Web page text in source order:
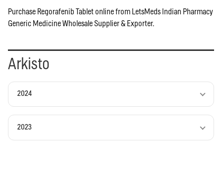
Purchase Regorafenib Tablet online from LetsMeds Indian Pharmacy
Generic Medicine Wholesale Supplier & Exporter.
Arkisto
2024
2023